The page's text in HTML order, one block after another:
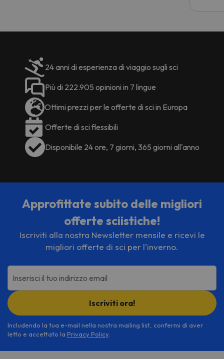
24 anni di esperienza di viaggio sugli sci
Più di 222.905 opinioni in 7 lingue
Ottimi prezzi per le offerte di sci in Europa
Offerte di sci flessibili
Disponibile 24 ore, 7 giorni, 365 giorni all'anno
Approfittate subito delle migliori
offerte sciistiche!
Iscriviti alla nostra Newsletter mensile e ricevi le
migliori offerte di sci per l'inverno.
Inserisci il tuo indirizzo email
Iscriviti ora!
Includendo la tua e-mail nella nostra mailing list, confermi di aver
letto e accettato la Privacy Policy.